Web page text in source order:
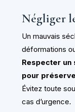
Négliger
Un mauvais
déformations
Respecter un
pour
Évitez toute
cas d’urgence.